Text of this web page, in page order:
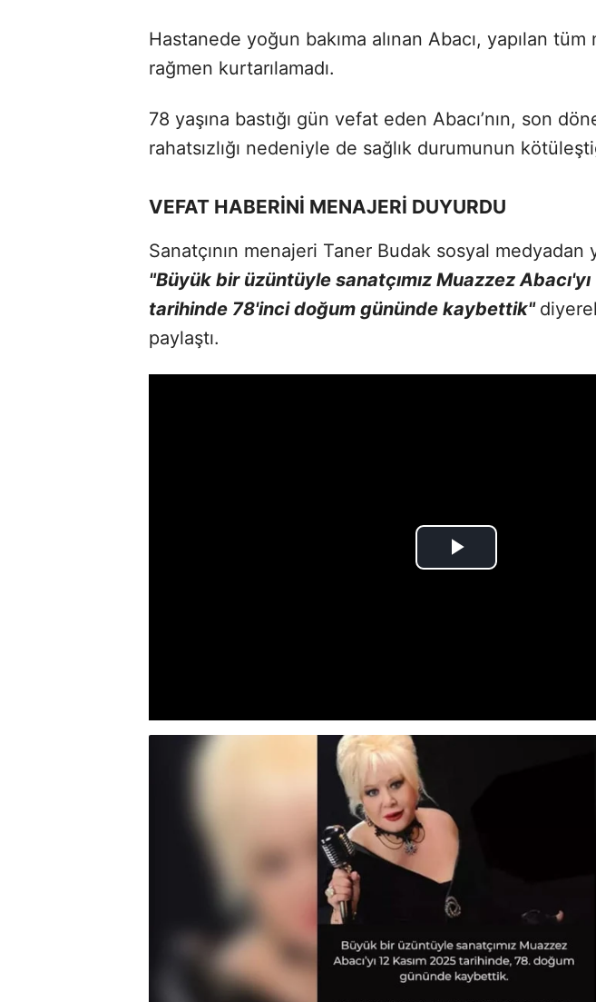
Hastanede yoğun bakıma alınan Abacı, yapılan
rağmen kurtarılamadı.
78 yaşına bastığı gün vefat eden Abacı’nın, son
rahatsızlığı nedeniyle de sağlık durumunun
VEFAT HABERİNİ MENAJERİ DUYURDU
Sanatçının menajeri Taner Budak sosyal medyadan
"Büyük bir üzüntüyle sanatçımız Muazzez
tarihinde 78'inci doğum gününde kaybettik"
paylaştı.